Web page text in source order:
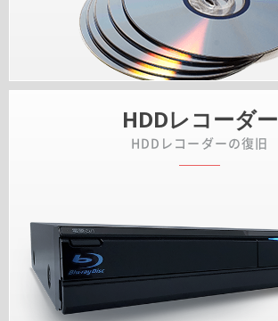
HDDレコーダー
HDDレコーダーの復旧